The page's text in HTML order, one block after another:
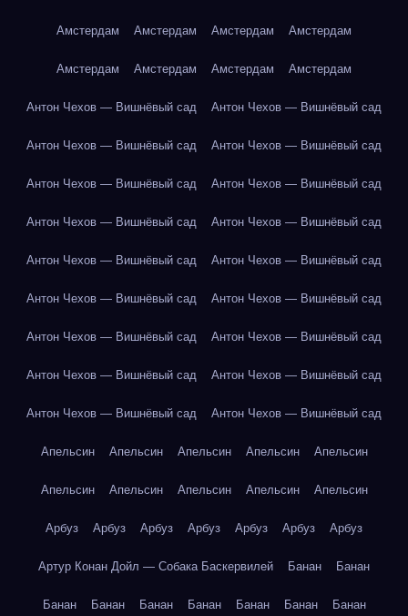
Амстердам Амстердам Амстердам Амстердам
Амстердам Амстердам Амстердам Амстердам
Антон Чехов — Вишнёвый сад Антон Чехов — Вишнёвый сад
Антон Чехов — Вишнёвый сад Антон Чехов — Вишнёвый сад
Антон Чехов — Вишнёвый сад Антон Чехов — Вишнёвый сад
Антон Чехов — Вишнёвый сад Антон Чехов — Вишнёвый сад
Антон Чехов — Вишнёвый сад Антон Чехов — Вишнёвый сад
Антон Чехов — Вишнёвый сад Антон Чехов — Вишнёвый сад
Антон Чехов — Вишнёвый сад Антон Чехов — Вишнёвый сад
Антон Чехов — Вишнёвый сад Антон Чехов — Вишнёвый сад
Антон Чехов — Вишнёвый сад Антон Чехов — Вишнёвый сад
Апельсин Апельсин Апельсин Апельсин Апельсин
Апельсин Апельсин Апельсин Апельсин Апельсин
Арбуз Арбуз Арбуз Арбуз Арбуз Арбуз Арбуз
Артур Конан Дойл — Собака Баскервилей Банан Банан
Банан Банан Банан Банан Банан Банан Банан